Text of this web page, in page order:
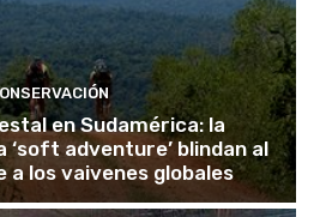
en Sudamérica: la
‘soft adventure’ blindan al
los vaivenes globales